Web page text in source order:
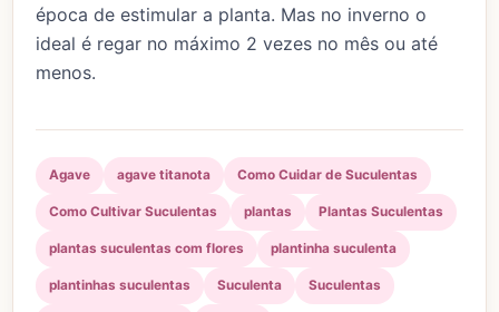
época de estimular a planta. Mas no inverno o
ideal é regar no máximo 2 vezes no mês ou até
menos.
Agave agave titanota Como Cuidar de Suculentas
Como Cultivar Suculentas plantas Plantas Suculentas
plantas suculentas com flores plantinha suculenta
plantinhas suculentas Suculenta Suculentas